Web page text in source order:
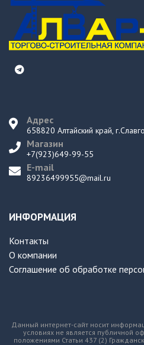
Адрес
658820 Алтайский край,
Магазин
+7(923)649-99-55
E-mail
89236499955@mail.ru
ИНФОРМАЦИЯ
Контакты
О компании
Соглашение об обработке
Данный интернет-сайт носит
условиях не является публичной
положениями Статьи 437 (2)